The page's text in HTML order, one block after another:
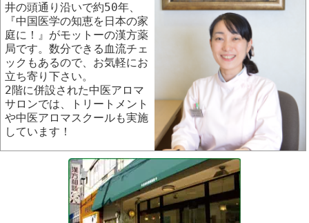
井の頭通り沿いで約50年、
『中国医学の知恵を日本の家
庭に！』がモットーの漢方薬
局です。数分できる血流チェ
ックもあるので、お気軽にお
立ち寄り下さい。
2階に併設された中医アロマ
サロンでは、トリートメント
や中医アロマスクールも実施
しています！